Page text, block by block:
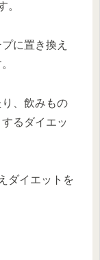
。
に置き換え
り、飲みもの
るダイエッ
ダイエットを